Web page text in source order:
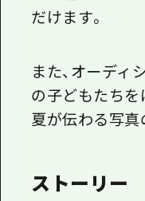
だけます。
また、オーディ
の子どもたちを
夏が伝わる写真
ストーリー